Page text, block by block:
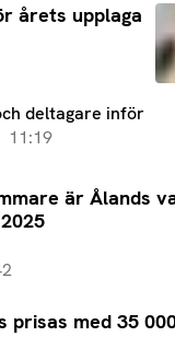
årets upplaga
deltagare inför
11:19
är Ålands
prisas med 35